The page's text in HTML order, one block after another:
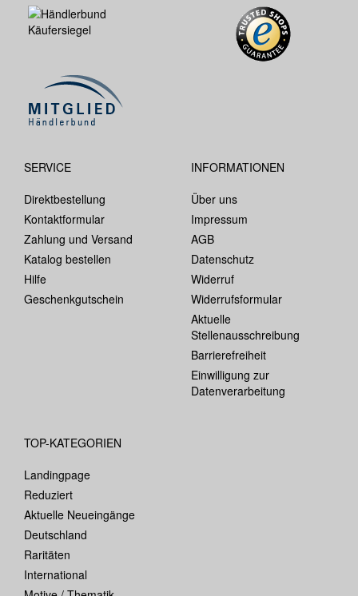
SERVICE
Direktbestellung
Kontaktformular
Zahlung und Versand
Katalog bestellen
Hilfe
Geschenkgutschein
INFORMATIONEN
Über uns
Impressum
AGB
Datenschutz
Widerruf
Widerrufsformular
Aktuelle
Stellenausschreibung
Barrierefreiheit
Einwilligung zur
Datenverarbeitung
TOP-KATEGORIEN
Landingpage
Reduziert
Aktuelle Neueingänge
Deutschland
Raritäten
International